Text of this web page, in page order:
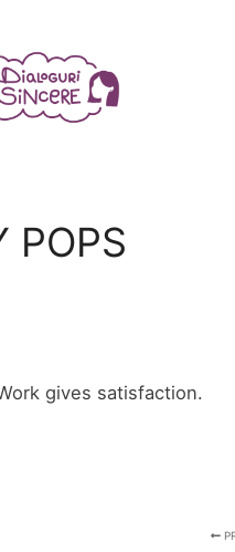
POPS
gives satisfaction.